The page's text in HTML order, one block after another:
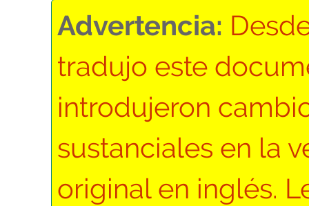
Advertencia:
tradujo este
introdujeron
sustanciales en la
original en inglés.